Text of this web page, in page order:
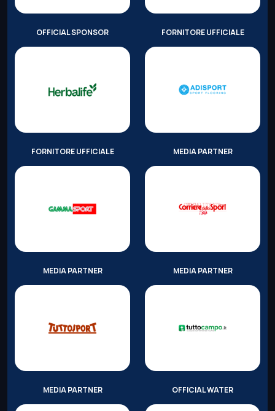
OFFICIAL SPONSOR FORNITORE UFFICIALE
FORNITORE UFFICIALE MEDIA PARTNER
MEDIA PARTNER MEDIA PARTNER
MEDIA PARTNER OFFICIAL WATER